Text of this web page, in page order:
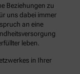
Beziehungen zu
uns dabei immer
an eine
leben.
in Ihrer